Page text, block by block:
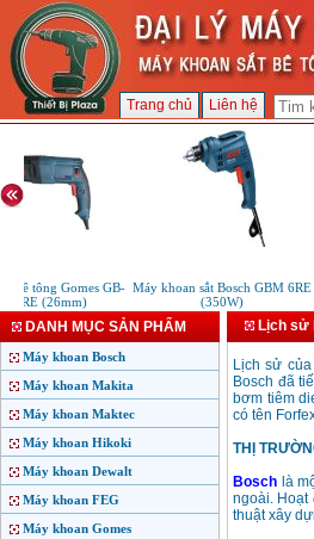
Trang chủ Liên hệ
bê tông Gomes GB-
(26mm)
Máy khoan sắt Bosch GBM 6RE
(350W)
DANH MỤC SẢN PHẨM
Máy khoan Bosch
Máy khoan Makita
Máy khoan Maktec
Máy khoan Hikoki
Máy khoan Dewalt
Máy khoan FEG
Máy khoan Gomes
Lịch sử
Lịch sử
Bosch đã
bơm tiêm
có tên
THỊ
Bosch là
ngoài. Hoạt
thuật xây